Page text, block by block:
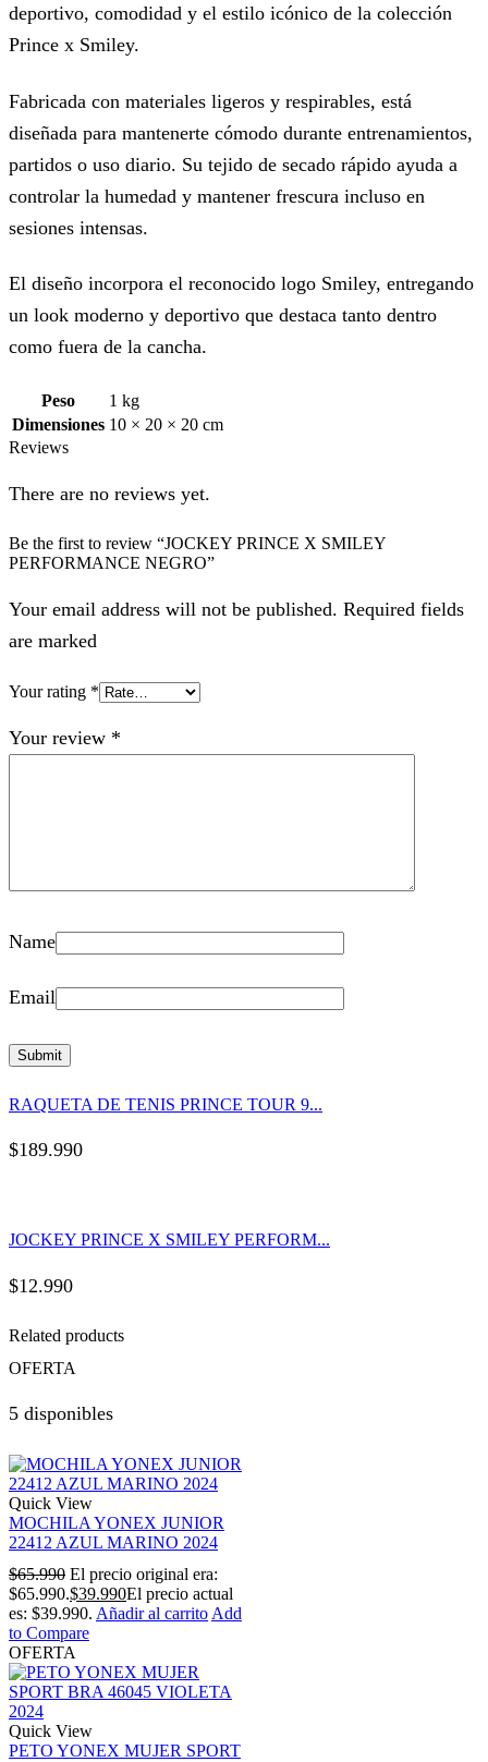
deportivo, comodidad y el estilo icónico de la colección
Prince x Smiley.
Fabricada con materiales ligeros y respirables, está
diseñada para mantenerte cómodo durante entrenamientos,
partidos o uso diario. Su tejido de secado rápido ayuda a
controlar la humedad y mantener frescura incluso en
sesiones intensas.
El diseño incorpora el reconocido logo Smiley, entregando
un look moderno y deportivo que destaca tanto dentro
como fuera de la cancha.
Peso
1 kg
Dimensiones 10 × 20 × 20 cm
Reviews
There are no reviews yet.
Be the first to review “JOCKEY PRINCE X SMILEY
PERFORMANCE NEGRO”
Your email address will not be published. Required fields
are marked
Your rating *
Your review *
Name
Email
RAQUETA DE TENIS PRINCE TOUR 9...
$189.990
JOCKEY PRINCE X SMILEY PERFORM...
$12.990
Related products
OFERTA
5 disponibles
Quick View
MOCHILA YONEX JUNIOR
22412 AZUL MARINO 2024
$65.990 El precio original era:
$65.990.$39.990El precio actual
es: $39.990. Añadir al carrito Add
to Compare
OFERTA
Quick View
PETO YONEX MUJER SPORT